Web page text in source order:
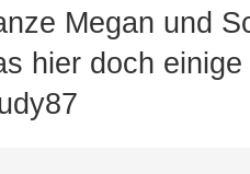
Megan und
hier doch